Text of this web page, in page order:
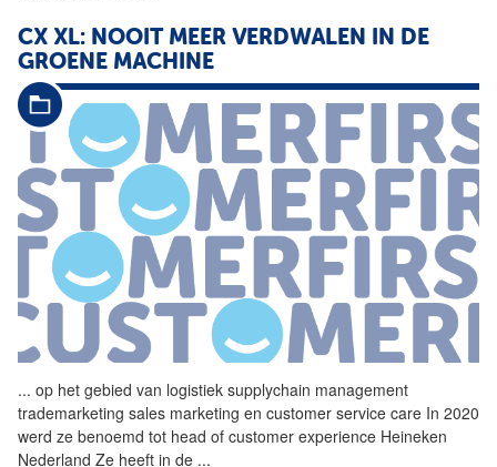
CX XL: NOOIT MEER VERDWALEN IN DE
GROENE MACHINE
... op het gebied van logistiek supplychain management
trademarketing sales marketing en customer service care In 2020
werd ze benoemd tot head of customer experience Heineken
Nederland Ze heeft in de ...